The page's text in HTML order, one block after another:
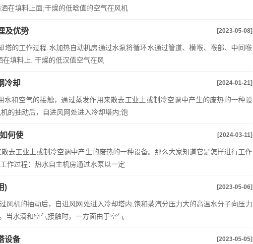
在填料上面;干燥的低晗值的空气在风机
及优势 [2023-05-08]
的工作过程.水加热自动机房通过水泵将循环水通过管道、横喉、喉部、中间喉
填料上. 干燥的低汉值空气在风
冷却 [2024-01-21]
和空气的接触，通过蒸发作用来散去工业上或制冷空调中产生的废热的一种设
的抽动后，自进风网处进入冷却塔内;饱
何使 [2024-03-11]
去工业上或制冷空调中产生的废热的一种设备。那么大家知道它是怎样进行工作
作过程：热水自主机房通过水泵以一定
) [2023-05-06]
风机的抽动后，自进风网处进入冷却塔内;饱和蒸汽分压力大的高温水分子向压力
当水滴和空气接触时，一方面由于空气
设备 [2023-05-05]